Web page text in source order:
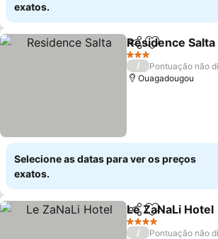
exatos.
PartilharAdicionar
Residence Salta
3 Estrelas
/
Pontuação não
Ouagadougou
Selecione as datas para ver os preços
exatos.
PartilharAdicionar
Le ZaNaLi Hotel
4 Estrelas
/
Pontuação não